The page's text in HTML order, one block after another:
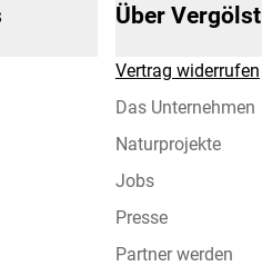
Über Vergölst
Vertrag widerrufen
Das Unternehmen
Naturprojekte
Jobs
Presse
Partner werden